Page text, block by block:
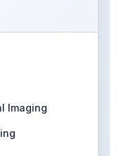
Imaging